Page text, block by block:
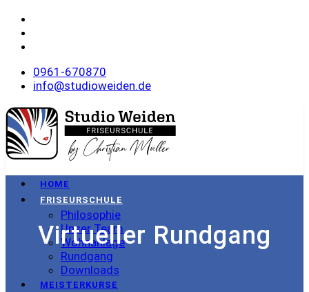
0961-670870
info@studioweiden.de
HOME
FRISEURSCHULE
Philosophie
Unser Team
Wohnanlage
Rundgang
Downloads
MEISTERKURSE
Virtueller Rundgang